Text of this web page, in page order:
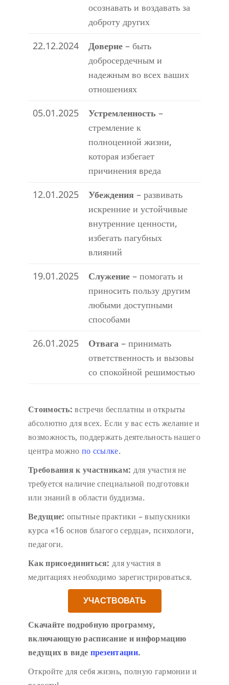
осознавать и воздавать за
доброту других
22.12.2024
Доверие – быть
добросердечным и
надежным во всех ваших
отношениях
05.01.2025
Устремленность –
стремление к
полноценной жизни,
которая избегает
причинения вреда
12.01.2025
Убеждения – развивать
искренние и устойчивые
внутренние ценности,
избегать пагубных
влияний
19.01.2025
Служение – помогать и
приносить пользу другим
любыми доступными
способами
26.01.2025
Отвага – принимать
ответственность и вызовы
со спокойной решимостью
Стоимость: встречи бесплатны и открыты
абсолютно для всех. Если у вас есть желание и
возможность, поддержать деятельность нашего
центра можно по ссылке.
Требования к участникам: для участия не
требуется наличие специальной подготовки
или знаний в области буддизма.
Ведущие: опытные практики – выпускники
курса «16 основ благого сердца», психологи,
педагоги.
Как присоединиться: для участия в
медитациях необходимо зарегистрироваться.
УЧАСТВОВАТЬ
Скачайте подробную программу,
включающую расписание и информацию
ведущих в виде презентации.
Откройте для себя жизнь, полную гармонии и